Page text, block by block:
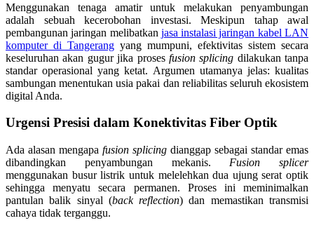
Menggunakan tenaga amatir untuk melakukan penyambungan
adalah sebuah kecerobohan investasi. Meskipun tahap awal
pembangunan jaringan melibatkan jasa instalasi jaringan kabel LAN
komputer di Tangerang yang mumpuni, efektivitas sistem secara
keseluruhan akan gugur jika proses fusion splicing dilakukan tanpa
standar operasional yang ketat. Argumen utamanya jelas: kualitas
sambungan menentukan usia pakai dan reliabilitas seluruh ekosistem
digital Anda.
Urgensi Presisi dalam Konektivitas Fiber Optik
Ada alasan mengapa fusion splicing dianggap sebagai standar emas
dibandingkan penyambungan mekanis. Fusion splicer
menggunakan busur listrik untuk melelehkan dua ujung serat optik
sehingga menyatu secara permanen. Proses ini meminimalkan
pantulan balik sinyal (back reflection) dan memastikan transmisi
cahaya tidak terganggu.